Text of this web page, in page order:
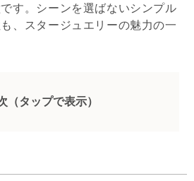
す。シーンを選ばないシンプル
、スタージュエリーの魅力の一
（タップで表示）